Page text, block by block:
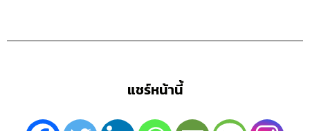
แชร์หน้านี้